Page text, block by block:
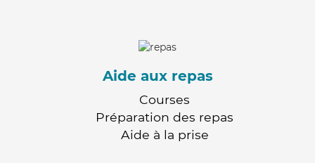
Aide aux repas
Courses
Préparation des repas
Aide à la prise